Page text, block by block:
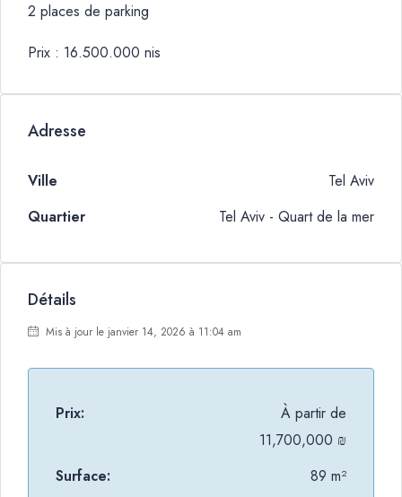
2 places de parking
Prix : 16.500.000 nis
Adresse
Ville
Tel Aviv
Quartier
Tel Aviv - Quart de la mer
Détails
Mis à jour le janvier 14, 2026 à 11:04 am
Prix:
À partir de
11,700,000 ₪
Surface:
89 m²